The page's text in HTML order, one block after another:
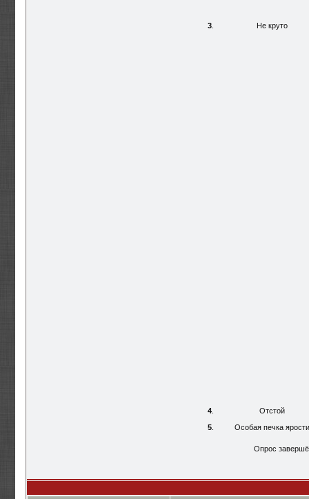
3. Не круто
4.
Отстой
5. Особая печка ярости
Опрос